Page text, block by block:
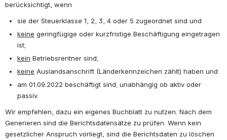
berücksichtigt, wenn
sie der Steuerklasse 1, 2, 3, 4 oder 5 zugeordnet sind und
keine geringfügige oder kurzfristige Beschäftigung eingetragen
ist;
kein Betriebsrentner sind;
keine Auslandsanschrift (Länderkennzeichen zählt) haben und
am 01.09.2022 beschäftigt sind; unabhängig ob aktiv oder
passiv.
Wir empfehlen, dazu ein eigenes Buchblatt zu nutzen. Nach dem
Generieren sind die Berichtsdatensätze zu prüfen. Wenn kein
gesetzlicher Anspruch vorliegt, sind die Berichtsdaten zu löschen